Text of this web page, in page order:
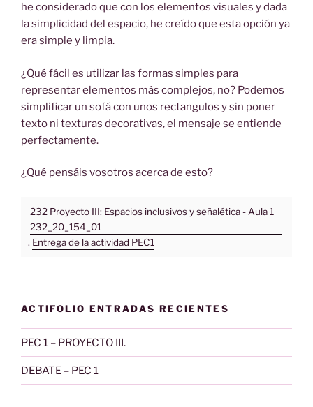
he considerado que con los elementos visuales y dada
la simplicidad del espacio, he creído que esta opción ya
era simple y limpia.
¿Qué fácil es utilizar las formas simples para
representar elementos más complejos, no? Podemos
simplificar un sofá con unos rectangulos y sin poner
texto ni texturas decorativas, el mensaje se entiende
perfectamente.
¿Qué pensáis vosotros acerca de esto?
232 Proyecto III: Espacios inclusivos y señalética - Aula 1
232_20_154_01
. Entrega de la actividad PEC1
ACTIFOLIO ENTRADAS RECIENTES
PEC 1 – PROYECTO III.
DEBATE – PEC 1